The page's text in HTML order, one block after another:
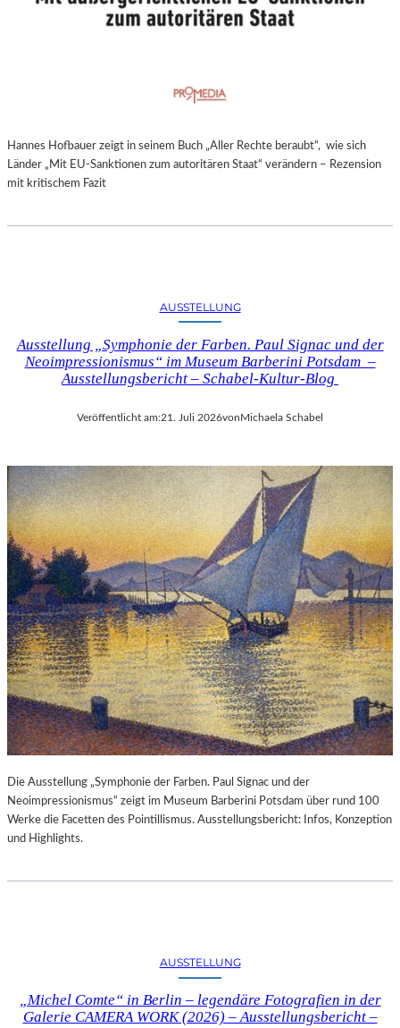
Hannes Hofbauer zeigt in seinem Buch „Aller Rechte beraubt“, wie sich
Länder „Mit EU-Sanktionen zum autoritären Staat“ verändern – Rezension
mit kritischem Fazit
AUSSTELLUNG
Ausstellung „Symphonie der Farben. Paul Signac und der
Neoimpressionismus“ im Museum Barberini Potsdam –
Ausstellungsbericht – Schabel-Kultur-Blog
Veröffentlicht am:21. Juli 2026vonMichaela Schabel
Die Ausstellung „Symphonie der Farben. Paul Signac und der
Neoimpressionismus“ zeigt im Museum Barberini Potsdam über rund 100
Werke die Facetten des Pointillismus. Ausstellungsbericht: Infos, Konzeption
und Highlights.
AUSSTELLUNG
„Michel Comte“ in Berlin – legendäre Fotografien in der
Galerie CAMERA WORK (2026) – Ausstellungsbericht –